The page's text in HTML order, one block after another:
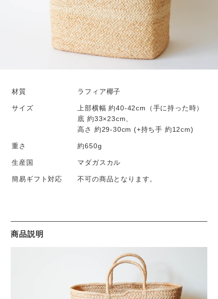
材質 ラフィア椰子
サイズ
上部横幅 約40-42cm（手に持った時）
底 約33×23cm、
高さ 約29-30cm (+持ち手 約12cm)
重さ 約650g
生産国 マダガスカル
簡易ギフト対応 不可の商品となります。
商品説明